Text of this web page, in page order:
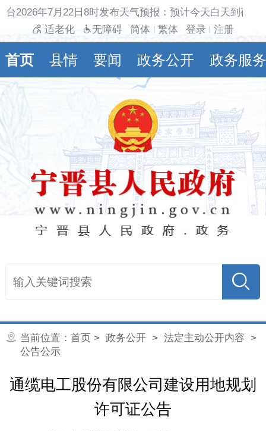
台2026年7月22日8时发布天气预报：预计今天白天到夜
适老化
无障碍 简体 繁体 登录 注册
首页 县情 要闻 政务公开 政务服务
当前位置： 首页 > 政务公开> 法定主动公开内容 >
公告公示
通缆电工股份有限公司建设用地规划
许可证公告